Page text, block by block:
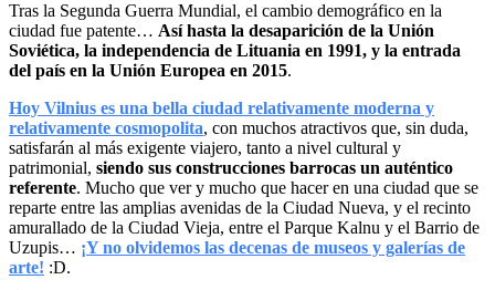
Tras la Segunda Guerra Mundial, el cambio demográfico en la
ciudad fue patente… Así hasta la desaparición de la Unión
Soviética, la independencia de Lituania en 1991, y la entrada
del país en la Unión Europea en 2015.
Hoy Vilnius es una bella ciudad relativamente moderna y
relativamente cosmopolita, con muchos atractivos que, sin duda,
satisfarán al más exigente viajero, tanto a nivel cultural y
patrimonial, siendo sus construcciones barrocas un auténtico
referente. Mucho que ver y mucho que hacer en una ciudad que se
reparte entre las amplias avenidas de la Ciudad Nueva, y el recinto
amurallado de la Ciudad Vieja, entre el Parque Kalnu y el Barrio de
Uzupis… ¡Y no olvidemos las decenas de museos y galerías de
arte! :D.